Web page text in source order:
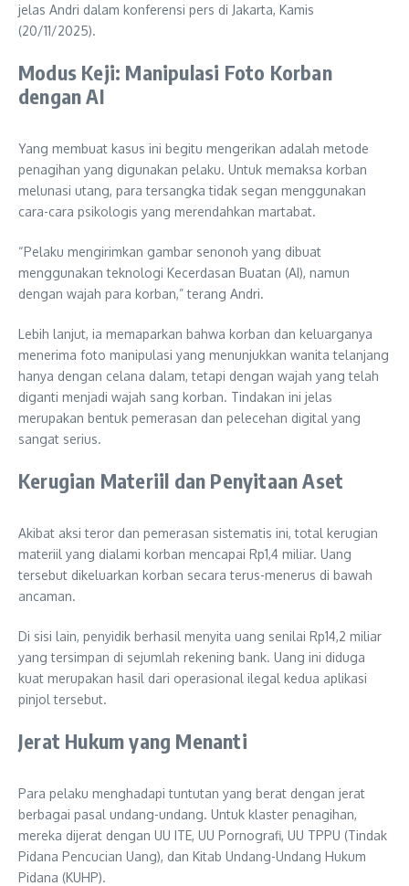
jelas Andri dalam konferensi pers di Jakarta, Kamis
(20/11/2025).
Modus Keji: Manipulasi Foto Korban
dengan AI
Yang membuat kasus ini begitu mengerikan adalah metode
penagihan yang digunakan pelaku. Untuk memaksa korban
melunasi utang, para tersangka tidak segan menggunakan
cara-cara psikologis yang merendahkan martabat.
“Pelaku mengirimkan gambar senonoh yang dibuat
menggunakan teknologi Kecerdasan Buatan (AI), namun
dengan wajah para korban,” terang Andri.
Lebih lanjut, ia memaparkan bahwa korban dan keluarganya
menerima foto manipulasi yang menunjukkan wanita telanjang
hanya dengan celana dalam, tetapi dengan wajah yang telah
diganti menjadi wajah sang korban. Tindakan ini jelas
merupakan bentuk pemerasan dan pelecehan digital yang
sangat serius.
Kerugian Materiil dan Penyitaan Aset
Akibat aksi teror dan pemerasan sistematis ini, total kerugian
materiil yang dialami korban mencapai Rp1,4 miliar. Uang
tersebut dikeluarkan korban secara terus-menerus di bawah
ancaman.
Di sisi lain, penyidik berhasil menyita uang senilai Rp14,2 miliar
yang tersimpan di sejumlah rekening bank. Uang ini diduga
kuat merupakan hasil dari operasional ilegal kedua aplikasi
pinjol tersebut.
Jerat Hukum yang Menanti
Para pelaku menghadapi tuntutan yang berat dengan jerat
berbagai pasal undang-undang. Untuk klaster penagihan,
mereka dijerat dengan UU ITE, UU Pornografi, UU TPPU (Tindak
Pidana Pencucian Uang), dan Kitab Undang-Undang Hukum
Pidana (KUHP).